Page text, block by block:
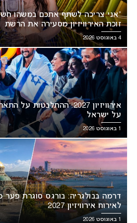
“אני צריכה לשתף אתכם במשהו
זוכת האירוויזיון מסעירה את הרשת
4 באוגוסט 2026
אירוויזיון 2027:
על ישראל
1 באוגוסט 2026
דרמה בבולגריה: בורגס סוגרת פער
לאירוח אירוויזיון 2027
1 באוגוסט 2026